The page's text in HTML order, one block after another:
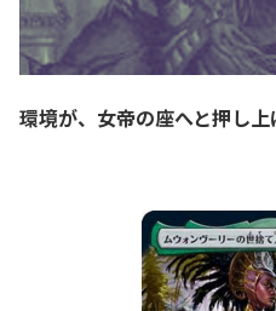
環境が、女帝の座へと押し上